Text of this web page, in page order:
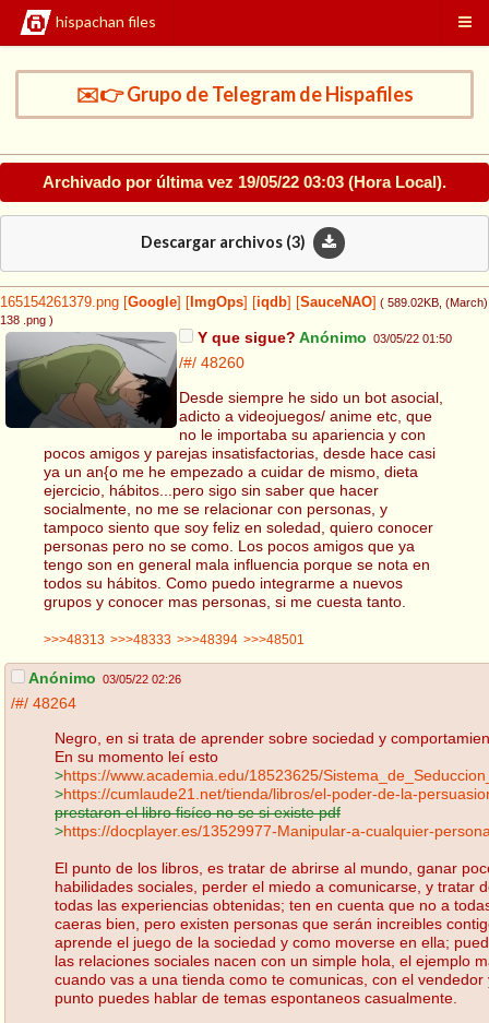
hispachan files
✉️👉 Grupo de Telegram de Hispafiles
Archivado por última vez 19/05/22 03:03 (Hora Local).
Descargar archivos (3)
165154261379.png Google ImgOps iqdb SauceNAO ( 589.02KB , (March)
138 .png )
Y que sigue? Anónimo 03/05/22 01:50
/#/ 48260
Desde siempre he sido un bot asocial,
adicto a videojuegos/ anime etc, que
no le importaba su apariencia y con
pocos amigos y parejas insatisfactorias, desde hace casi
ya un an{o me he empezado a cuidar de mismo, dieta
ejercicio, hábitos...pero sigo sin saber que hacer
socialmente, no me se relacionar con personas, y
tampoco siento que soy feliz en soledad, quiero conocer
personas pero no se como. Los pocos amigos que ya
tengo son en general mala influencia porque se nota en
todos su hábitos. Como puedo integrarme a nuevos
grupos y conocer mas personas, si me cuesta tanto.
>>>48313 >>>48333 >>>48394 >>>48501
Anónimo 03/05/22 02:26
/#/ 48264
Negro, en si trata de aprender sobre sociedad y
En su momento leí esto
>https://www.academia.edu/18523625/
>https://cumlaude21.net/tienda/libros/el-poder-de-la-
prestaron el libro fisíco no se si existe pdf
>https://docplayer.es/13529977-Manipular-a-cualquier-
El punto de los libros, es tratar de abrirse al mundo, ganar
habilidades sociales, perder el miedo a comunicarse, y tratar
todas las experiencias obtenidas; ten en cuenta que no a
caeras bien, pero existen personas que serán increibles
aprende el juego de la sociedad y como moverse en ella;
las relaciones sociales nacen con un simple hola, el ejemplo
cuando vas a una tienda como te comunicas, con el vendedor
punto puedes hablar de temas espontaneos casualmente.